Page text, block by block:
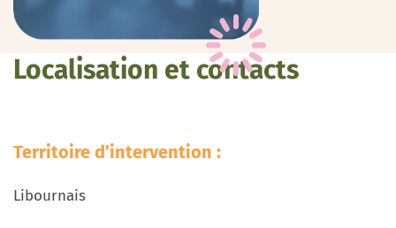
Localisation et contacts
Territoire d’intervention :
Libournais